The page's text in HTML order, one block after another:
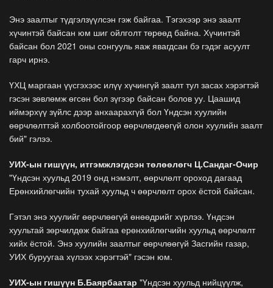
Энэ заалтыг түдгэлзүүлсэн гэж байгаа. Тэгэхээр энэ заалт
хүчинтэй байсан юм шиг ойлголт төрөөд байна. Хүчинтэй
байсан бол 2021 оны сонгууль яаж явагдсан бэ гэдэг асуулт
гарч ирнэ.
ҮХЦ маргаан үүсгэхээс илүү хүчингүй заалт тул засах хэрэгтэй
гэсэн зөвлөмж өгсөн бол зүгээр байсан болов уу. Цаашид
иймэрхүү зүйлс дээр анхаарахгүй бол Үндсэн хуулийн
өөрчлөлттэй холбоотойгоор өөрчлөгдөөгүй олон хуулийн заалт
бий" гэлээ.
УИХ-ын гишүүн, итгэмжлэгдсэн төлөөлөгч Ц.Сандаг-Очир
"Үндсэн хуульд 2019 онд нэмэлт, өөрчлөлт ороход дагаад
Ерөнхийлөгчийн тухай хуульд ч өөрчлөлт орох ёстой байсан.
Гэтэл энэ хуулийг өөрчлөөгүй өнөөдрийг хүрлээ. Үндсэн
хуультай зөрчилдөж байгаа ерөнхийлөгчийн хуульд өөрчлөлт
хийх ёстой. Энэ хуулийн заалтыг өөрчлөөгүй Засгийн газар,
УИХ буруугаа хүлээх хэрэгтэй" гэсэн юм.
УИХ-ын гишүүн Б.Баярбаатар "Үндсэн хуульд нийцүүлж,